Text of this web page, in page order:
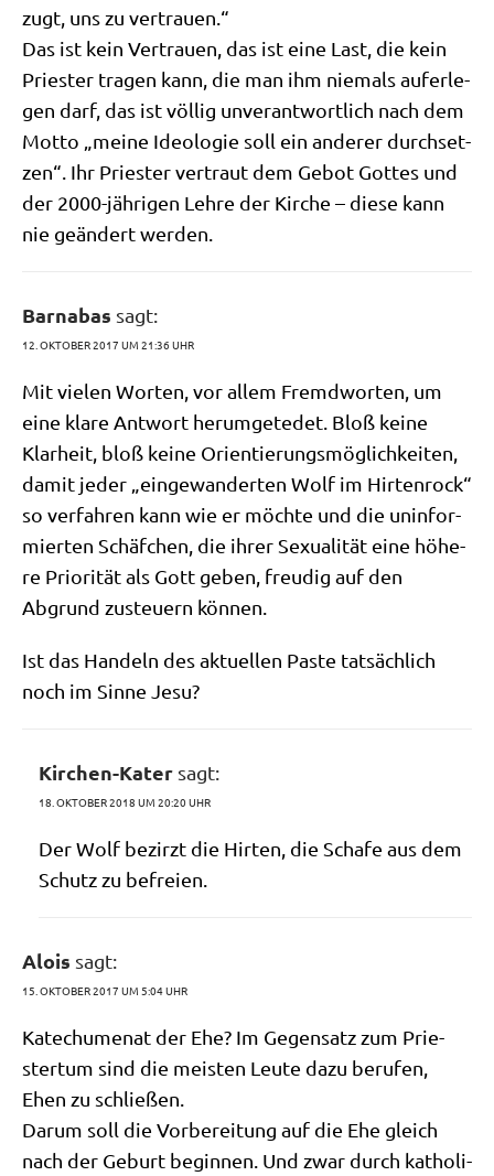
zugt, uns zu vertrauen.“
Das ist kein Ver­trau­en, das ist eine Last, die kein
Prie­ster tra­gen kann, die man ihm nie­mals auf­er­le­
gen darf, das ist völ­lig unver­ant­wort­lich nach dem
Mot­to „mei­ne Ideo­lo­gie soll ein ande­rer durch­set­
zen“. Ihr Prie­ster ver­traut dem Gebot Got­tes und
der 2000-jäh­ri­gen Leh­re der Kir­che – die­se kann
nie geän­dert werden.
Barnabas sagt:
12. OKTOBER 2017 UM 21:36 UHR
Mit vie­len Wor­ten, vor allem Fremd­wor­ten, um
eine kla­re Ant­wort her­um­ge­te­det. Bloß kei­ne
Klar­heit, bloß kei­ne Ori­en­tie­rungs­mög­lich­kei­ten,
damit jeder „ein­ge­wan­der­ten Wolf im Hir­ten­rock“
so ver­fah­ren kann wie er möch­te und die unin­for­
mier­ten Schäf­chen, die ihrer Sexua­li­tät eine höhe­
re Prio­ri­tät als Gott geben, freu­dig auf den
Abgrund zusteu­ern können.
Ist das Han­deln des aktu­el­len Paste tat­säch­lich
noch im Sin­ne Jesu?
Kirchen-Kater sagt:
18. OKTOBER 2018 UM 20:20 UHR
Der Wolf bezirzt die Hir­ten, die Scha­fe aus dem
Schutz zu befreien.
Alois sagt:
15. OKTOBER 2017 UM 5:04 UHR
Katechu­me­nat der Ehe? Im Gegen­satz zum Prie­
ster­tum sind die mei­sten Leu­te dazu beru­fen,
Ehen zu schließen.
Dar­um soll die Vor­be­rei­tung auf die Ehe gleich
nach der Geburt begin­nen. Und zwar durch katho­li­